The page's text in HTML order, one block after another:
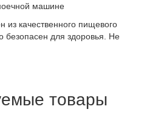
машине
из качественного пищевого
безопасен для здоровья. Не
товары